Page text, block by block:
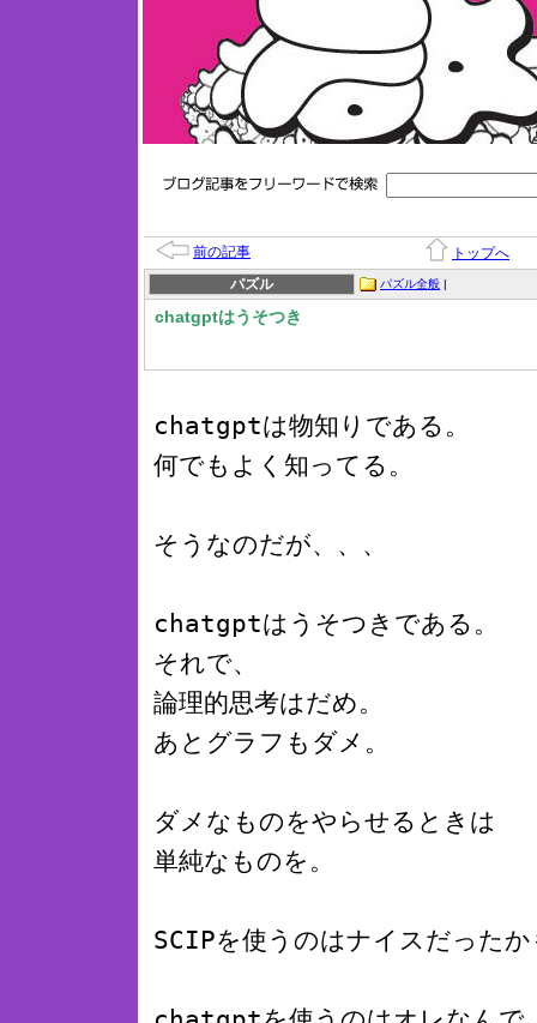
前の記事
トップへ
パズル
パズル全般 |
chatgptはうそつき
chatgptは物知りである。
何でもよく知ってる。
そうなのだが、、、
chatgptはうそつきである。
それで、
論理的思考はだめ。
あとグラフもダメ。
ダメなものをやらせるときは
単純なものを。
SCIPを使うのはナイスだったか